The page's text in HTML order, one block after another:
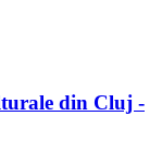
din Cluj -